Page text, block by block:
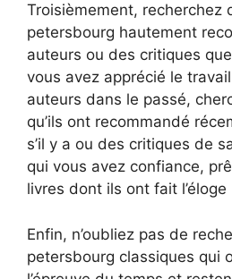
Troisièmement, recherchez
petersbourg hautement
auteurs ou des critiques
vous avez apprécié le
auteurs dans le passé,
qu’ils ont recommandé
s’il y a ou des critiques de
qui vous avez confiance,
livres dont ils ont fait l’éloge
Enfin, n’oubliez pas de
petersbourg classiques qui